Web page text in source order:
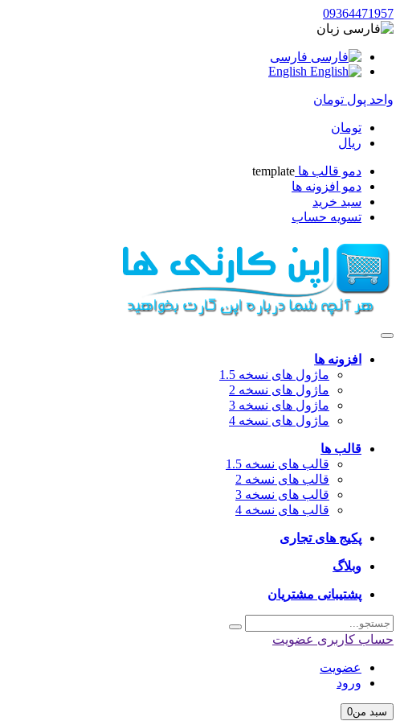
09364471957
زبان
فارسی
واحد پول تومان
تومان
ریال
دمو قالب ها template
دمو افزونه ها
سبد خرید
تسویه حساب
افزونه ها
ماژول های نسخه 1.5
ماژول های نسخه 2
ماژول های نسخه 3
ماژول های نسخه 4
قالب ها
قالب های نسخه 1.5
قالب های نسخه 2
قالب های نسخه 3
قالب های نسخه 4
پکیج های تجاری
وبلاگ
پشتیبانی مشتریان
حساب کاربری عضویت
عضویت
ورود
سبد من0